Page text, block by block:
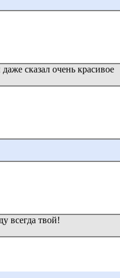
сказал очень красивое
всегда твой!